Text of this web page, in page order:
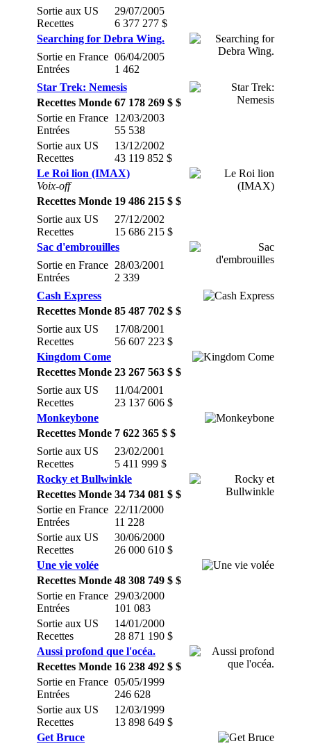
Sortie aux US
Recettes
29/07/2005
6 377 277 $
Searching for Debra Wing.
Sortie en France
Entrées
06/04/2005
1 462
Star Trek: Nemesis
Recettes Monde 67 178 269 $ $
Sortie en France
Entrées
12/03/2003
55 538
Sortie aux US
Recettes
13/12/2002
43 119 852 $
Le Roi lion (IMAX)
Voix-off
Recettes Monde 19 486 215 $ $
Sortie aux US
Recettes
27/12/2002
15 686 215 $
Sac d'embrouilles
Sortie en France
Entrées
28/03/2001
2 339
Cash Express
Recettes Monde 85 487 702 $ $
Sortie aux US
Recettes
17/08/2001
56 607 223 $
Kingdom Come
Recettes Monde 23 267 563 $ $
Sortie aux US
Recettes
11/04/2001
23 137 606 $
Monkeybone
Recettes Monde 7 622 365 $ $
Sortie aux US
Recettes
23/02/2001
5 411 999 $
Rocky et Bullwinkle
Recettes Monde 34 734 081 $ $
Sortie en France
Entrées
22/11/2000
11 228
Sortie aux US
Recettes
30/06/2000
26 000 610 $
Une vie volée
Recettes Monde 48 308 749 $ $
Sortie en France
Entrées
29/03/2000
101 083
Sortie aux US
Recettes
14/01/2000
28 871 190 $
Aussi profond que l'océa.
Recettes Monde 16 238 492 $ $
Sortie en France
Entrées
05/05/1999
246 628
Sortie aux US
Recettes
12/03/1999
13 898 649 $
Get Bruce